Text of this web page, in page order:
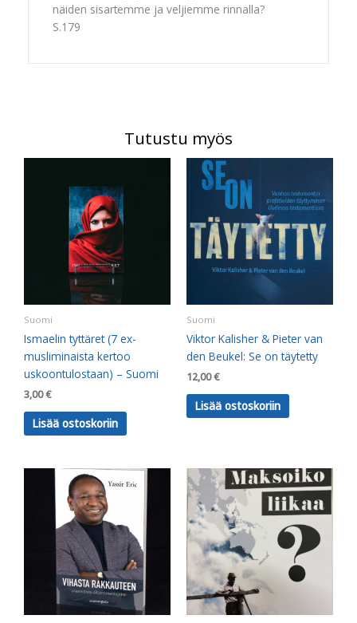
näiden sisartemme ja veljiemme rinnalla?
S.179
Tutustu myös
Suomi
Ismaelin tyttäret (7 ex-
musliminaista kertoo
uskoontulostaan) – Suomi
3,00€
Lisää ostoskoriin
Suomi
Viktor Kalisher & Pieter van
den Beukel: Se on täytetty
12,00€
Lisää ostoskoriin